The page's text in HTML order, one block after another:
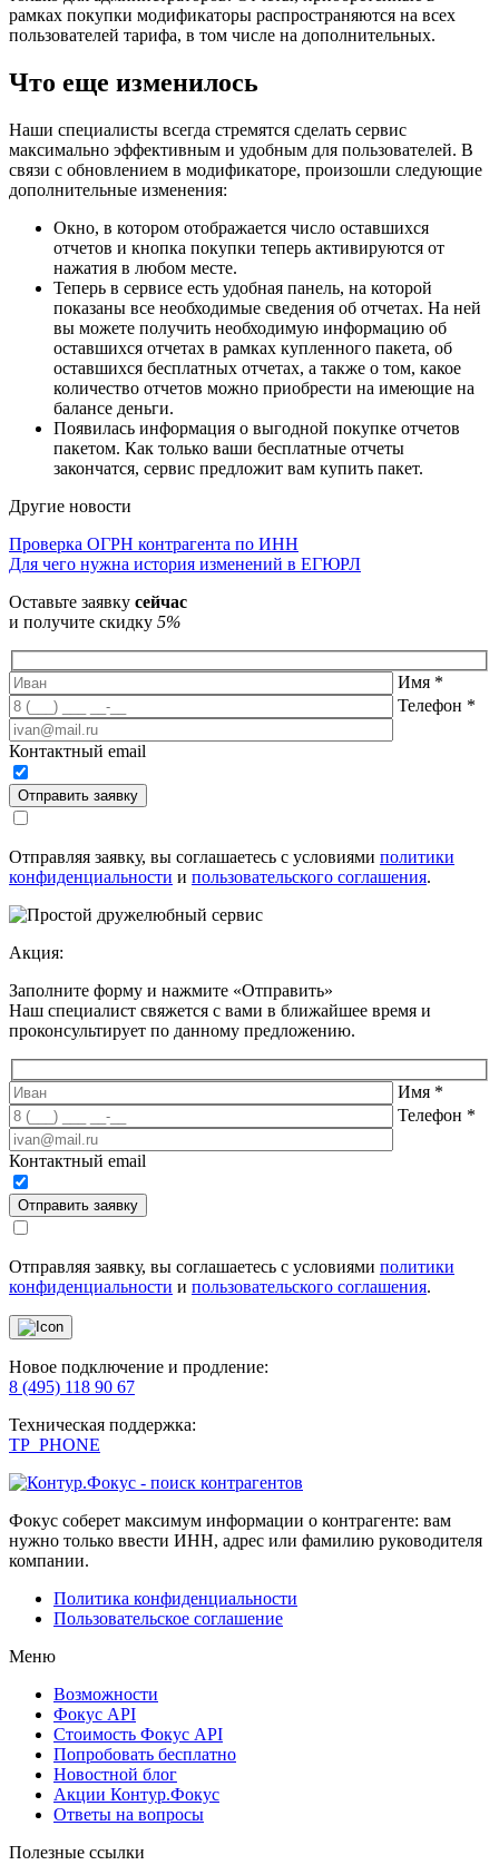
рамках покупки модификаторы распространяются на всех
пользователей тарифа, в том числе на дополнительных.
Что еще изменилось
Наши специалисты всегда стремятся сделать сервис
максимально эффективным и удобным для пользователей. В
связи с обновлением в модификаторе, произошли следующие
дополнительные изменения:
Окно, в котором отображается число оставшихся
отчетов и кнопка покупки теперь активируются от
нажатия в любом месте.
Теперь в сервисе есть удобная панель, на которой
показаны все необходимые сведения об отчетах. На ней
вы можете получить необходимую информацию об
оставшихся отчетах в рамках купленного пакета, об
оставшихся бесплатных отчетах, а также о том, какое
количество отчетов можно приобрести на имеющие на
балансе деньги.
Появилась информация о выгодной покупке отчетов
пакетом. Как только ваши бесплатные отчеты
закончатся, сервис предложит вам купить пакет.
Другие новости
Навигация
по
записям
Проверка ОГРН контрагента по ИНН
Для чего нужна история изменений в ЕГЮРЛ
Оставьте заявку сейчас
и получите скидку 5%
Имя *
Телефон *
Контактный email
Отправить заявку
Отправляя заявку, вы соглашаетесь с условиями политики
конфиденциальности и пользовательского соглашения.
Акция:
Заполните форму и нажмите «Отправить»
Наш специалист свяжется с вами в ближайшее время и
проконсультирует по данному предложению.
Имя *
Телефон *
Контактный email
Отправить заявку
Отправляя заявку, вы соглашаетесь с условиями политики
конфиденциальности и пользовательского соглашения.
Новое подключение и продление:
8 (495) 118 90 67
Техническая поддержка:
TP_PHONE
Фокус соберет максимум информации о контрагенте: вам
нужно только ввести ИНН, адрес или фамилию руководителя
компании.
Политика конфиденциальности
Пользовательское соглашение
Меню
Возможности
Фокус API
Стоимость Фокус API
Попробовать бесплатно
Новостной блог
Акции Контур.Фокус
Ответы на вопросы
Полезные ссылки